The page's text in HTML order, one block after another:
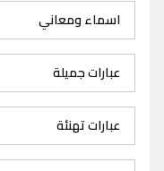
اسماء ومعاني
عبارات جميلة
عبارات تهنئة